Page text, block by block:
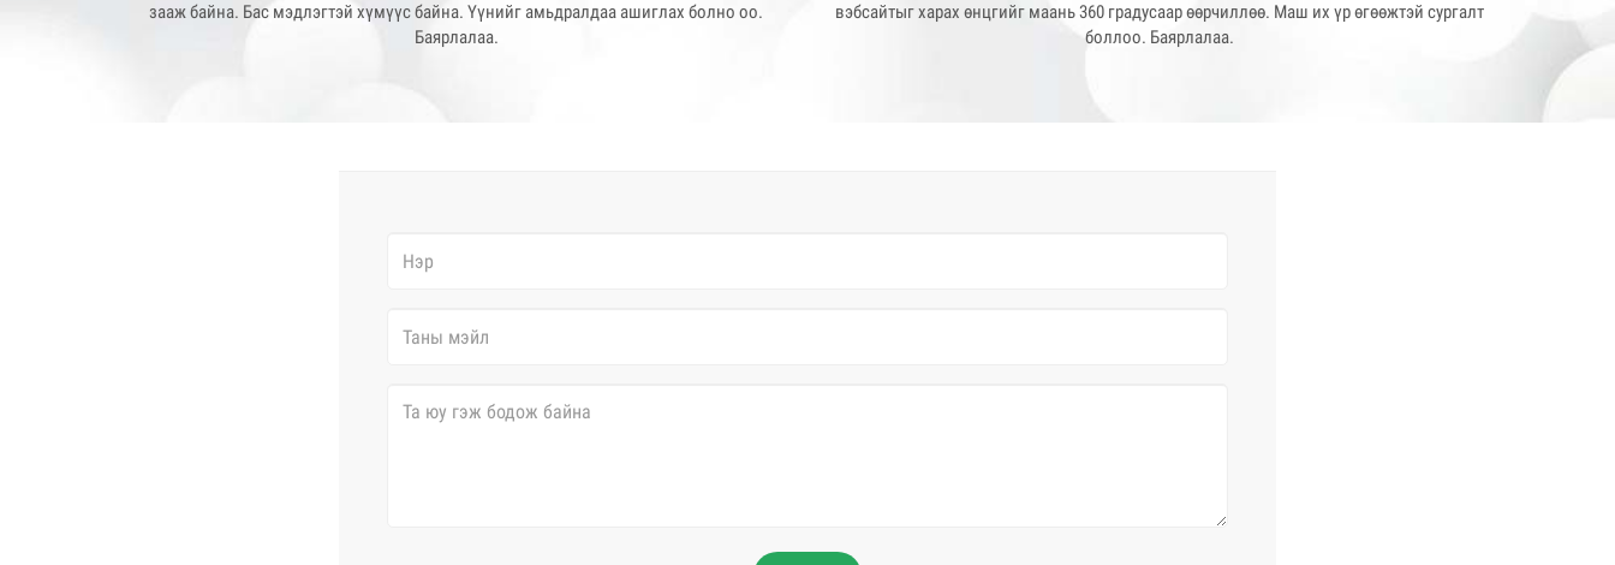
зааж байна. Бас мэдлэгтэй хүмүүс байна. Үүнийг амьдралдаа ашиглах болно оо.
Баярлалаа.
вэбсайтыг харах өнцгийг маань 360 градусаар өөрчиллөө. Маш их үр өгөөжтэй сургалт
боллоо. Баярлалаа.